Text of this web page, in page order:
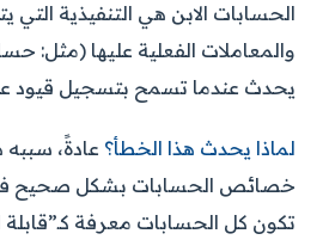
الحسابات الابن هي التنفيذية التي
والمعاملات الفعلية عليها (مثل:
يحدث عندما تسمح بتسجيل قيود
لماذا يحدث هذا الخطأ؟ عادةً،
تكون كل الحسابات معرفة